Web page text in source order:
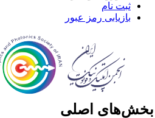
ثبت نام
بازیابی رمز عبور
اصلی